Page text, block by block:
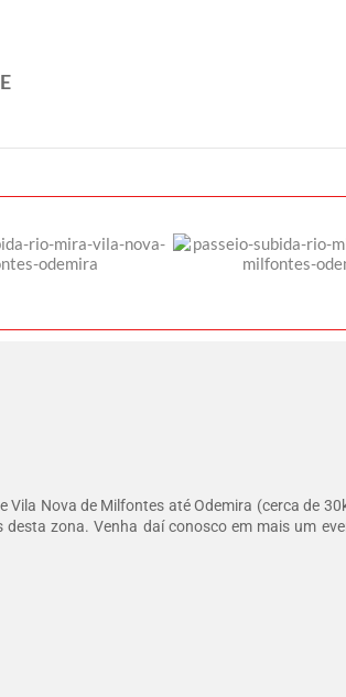
Nova de Milfontes até Odemira (cerca de
zona. Venha daí conosco em mais um